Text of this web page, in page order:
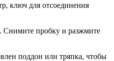
ключ для отсоединения
Снимите пробку и разжмите
поддон или тряпка, чтобы